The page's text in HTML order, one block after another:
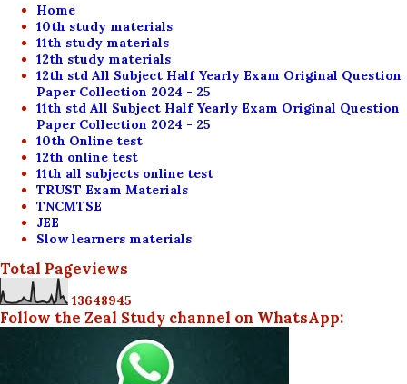
Home
10th study materials
11th study materials
12th study materials
12th std All Subject Half Yearly Exam Original Question
Paper Collection 2024 - 25
11th std All Subject Half Yearly Exam Original Question
Paper Collection 2024 - 25
10th Online test
12th online test
11th all subjects online test
TRUST Exam Materials
TNCMTSE
JEE
Slow learners materials
Total Pageviews
13648945
Follow the Zeal Study channel on WhatsApp: